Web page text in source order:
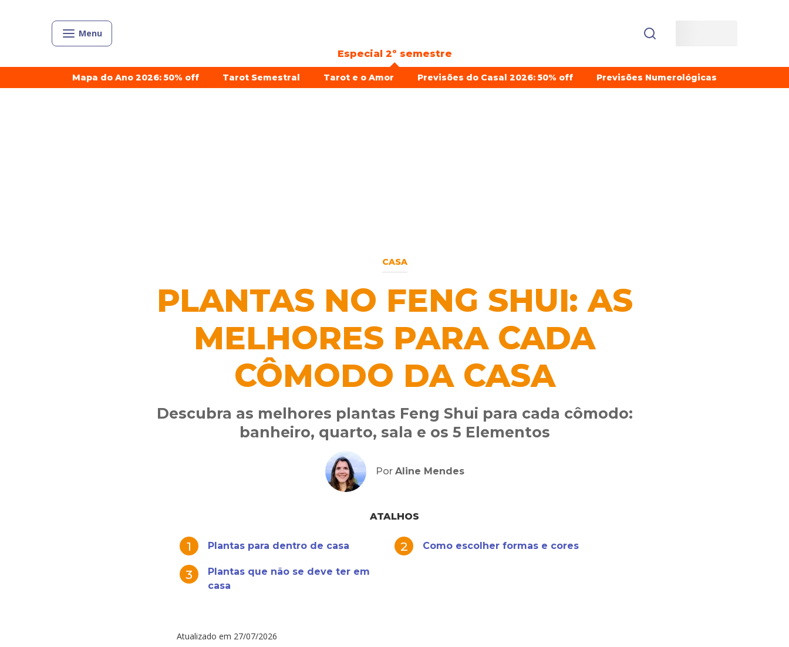
Menu
Especial 2º semestre
Mapa do Ano 2026: 50% off Tarot Semestral Tarot e o Amor Previsões do Casal 2026: 50% off Previsões Numerológicas
CASA
PLANTAS NO FENG SHUI: AS
MELHORES PARA CADA
CÔMODO DA CASA
Descubra as melhores plantas Feng Shui para cada cômodo:
banheiro, quarto, sala e os 5 Elementos
Por Aline Mendes
ATALHOS
Plantas para dentro de casa Como escolher formas e cores
Plantas que não se deve ter em
casa
Atualizado em 27/07/2026